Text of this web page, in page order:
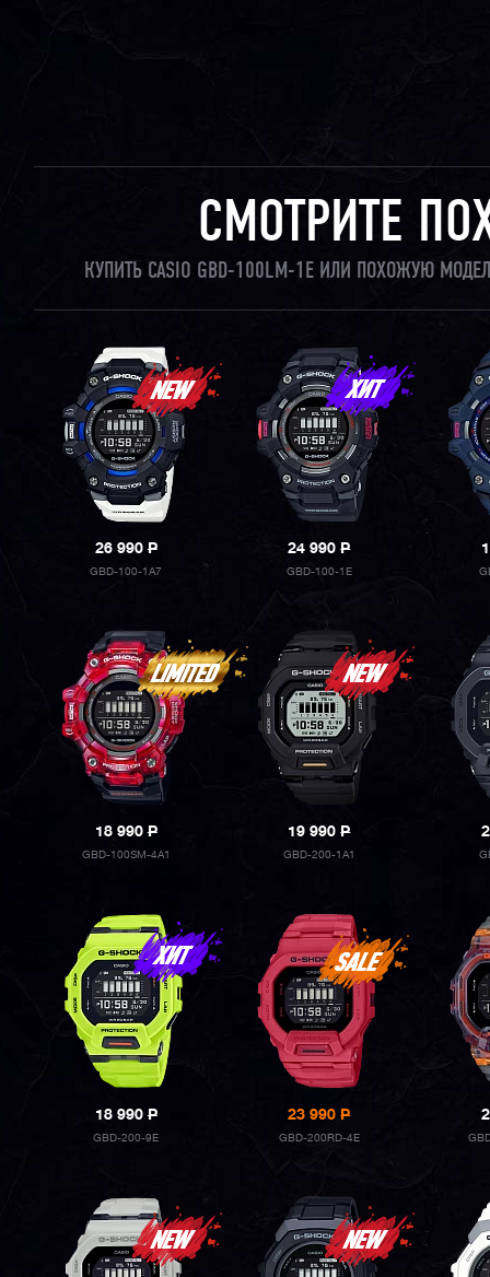
СМОТРИТЕ
КУПИТЬ CASIO GBD-100LM-1E ИЛИ ПОХОЖУЮ
26 990P
GBD-100-1A7
24 990P
GBD-100-1E
18 990P
GBD-100SM-4A1
19 990P
GBD-200-1A1
18 990P
GBD-200-9E
23 990P
GBD-200RD-4E